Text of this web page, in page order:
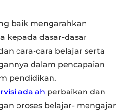
baik mengarahkan
kepada dasar-dasar
cara-cara belajar serta
dalam pencapaian
pendidikan.
adalah perbaikan dan
proses belajar- mengajar